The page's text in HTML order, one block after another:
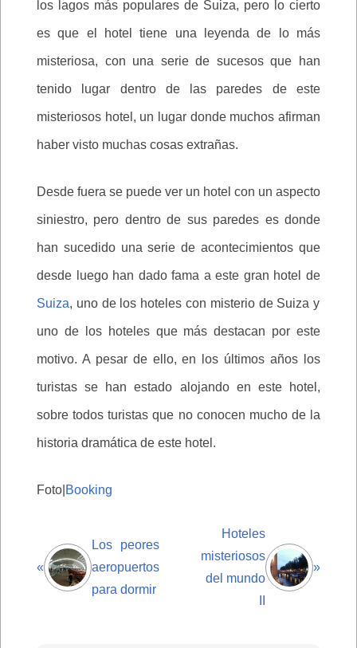
los lagos más populares de Suiza, pero lo cierto
es que el hotel tiene una leyenda de lo más
misteriosa, con una serie de sucesos que han
tenido lugar dentro de las paredes de este
misteriosos hotel, un lugar donde muchos afirman
haber visto muchas cosas extrañas.
Desde fuera se puede ver un hotel con un aspecto
siniestro, pero dentro de sus paredes es donde
han sucedido una serie de acontecimientos que
desde luego han dado fama a este gran hotel de
Suiza, uno de los hoteles con misterio de Suiza y
uno de los hoteles que más destacan por este
motivo. A pesar de ello, en los últimos años los
turistas se han estado alojando en este hotel,
sobre todos turistas que no conocen mucho de la
historia dramática de este hotel.
Foto| Booking
«
Los peores
aeropuertos
para dormir
Hoteles
misteriosos
del mundo
»